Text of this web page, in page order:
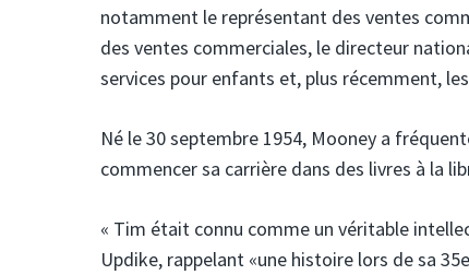
notamment le représentant des ventes
des ventes commerciales, le directeur
services pour enfants et, plus récemment,
Né le 30 septembre 1954, Mooney a
commencer sa carrière dans des livres à la
« Tim était connu comme un véritable
Updike, rappelant «une histoire lors de sa